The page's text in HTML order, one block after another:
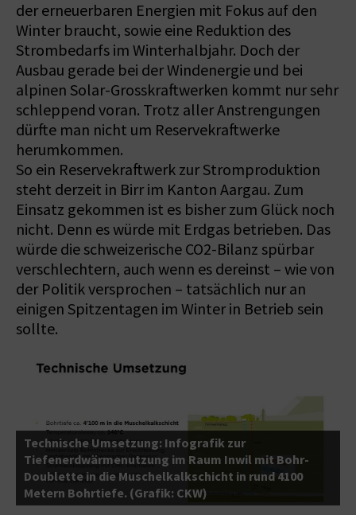
der erneuerbaren Energien mit Fokus auf den
Winter braucht, sowie eine Reduktion des
Strombedarfs im Winterhalbjahr. Doch der
Ausbau gerade bei der Windenergie und bei
alpinen Solar-Grosskraftwerken kommt nur sehr
schleppend voran. Trotz aller Anstrengungen
dürfte man nicht um Reservekraftwerke
herumkommen.
So ein Reservekraftwerk zur Stromproduktion
steht derzeit in Birr im Kanton Aargau. Zum
Einsatz gekommen ist es bisher zum Glück noch
nicht. Denn es würde mit Erdgas betrieben. Das
würde die schweizerische CO2-Bilanz spürbar
verschlechtern, auch wenn es dereinst – wie von
der Politik versprochen – tatsächlich nur an
einigen Spitzentagen im Winter in Betrieb sein
sollte.
Technische Umsetzung: Infografik zur
Tiefenerdwärmenutzung im Raum Inwil mit Bohr-
Doublette in die Muschelkalkschicht in rund 4100
Metern Bohrtiefe. (Grafik: CKW)